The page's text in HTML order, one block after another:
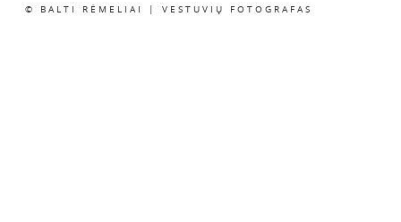
ISTORIJOS
© BALTI RĖMELIAI | VESTUVIŲ FOTOGRAFAS